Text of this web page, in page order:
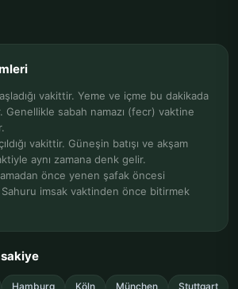
vakittir. Yeme ve içme bu dakikada
Genellikle sabah namazı (fecr) vaktine
vakittir. Güneşin batışı ve akşam
aynı zamana denk gelir.
önce yenen şafak öncesi
imsak vaktinden önce bitirmek
Hamburg Köln München Stuttgart